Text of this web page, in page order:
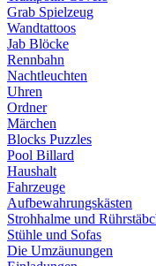
Grab Spielzeug
Wandtattoos
Jab Blöcke
Rennbahn
Nachtleuchten
Uhren
Ordner
Märchen
Blocks Puzzles
Pool Billard
Haushalt
Fahrzeuge
Aufbewahrungskästen
Strohhalme und
Stühle und Sofas
Die Umzäunungen